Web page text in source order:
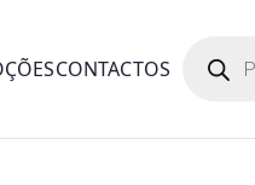
CONTACTOS search